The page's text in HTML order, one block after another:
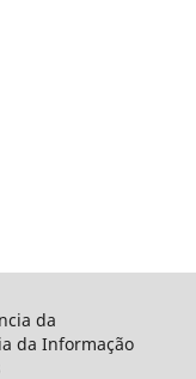
da
da Informação